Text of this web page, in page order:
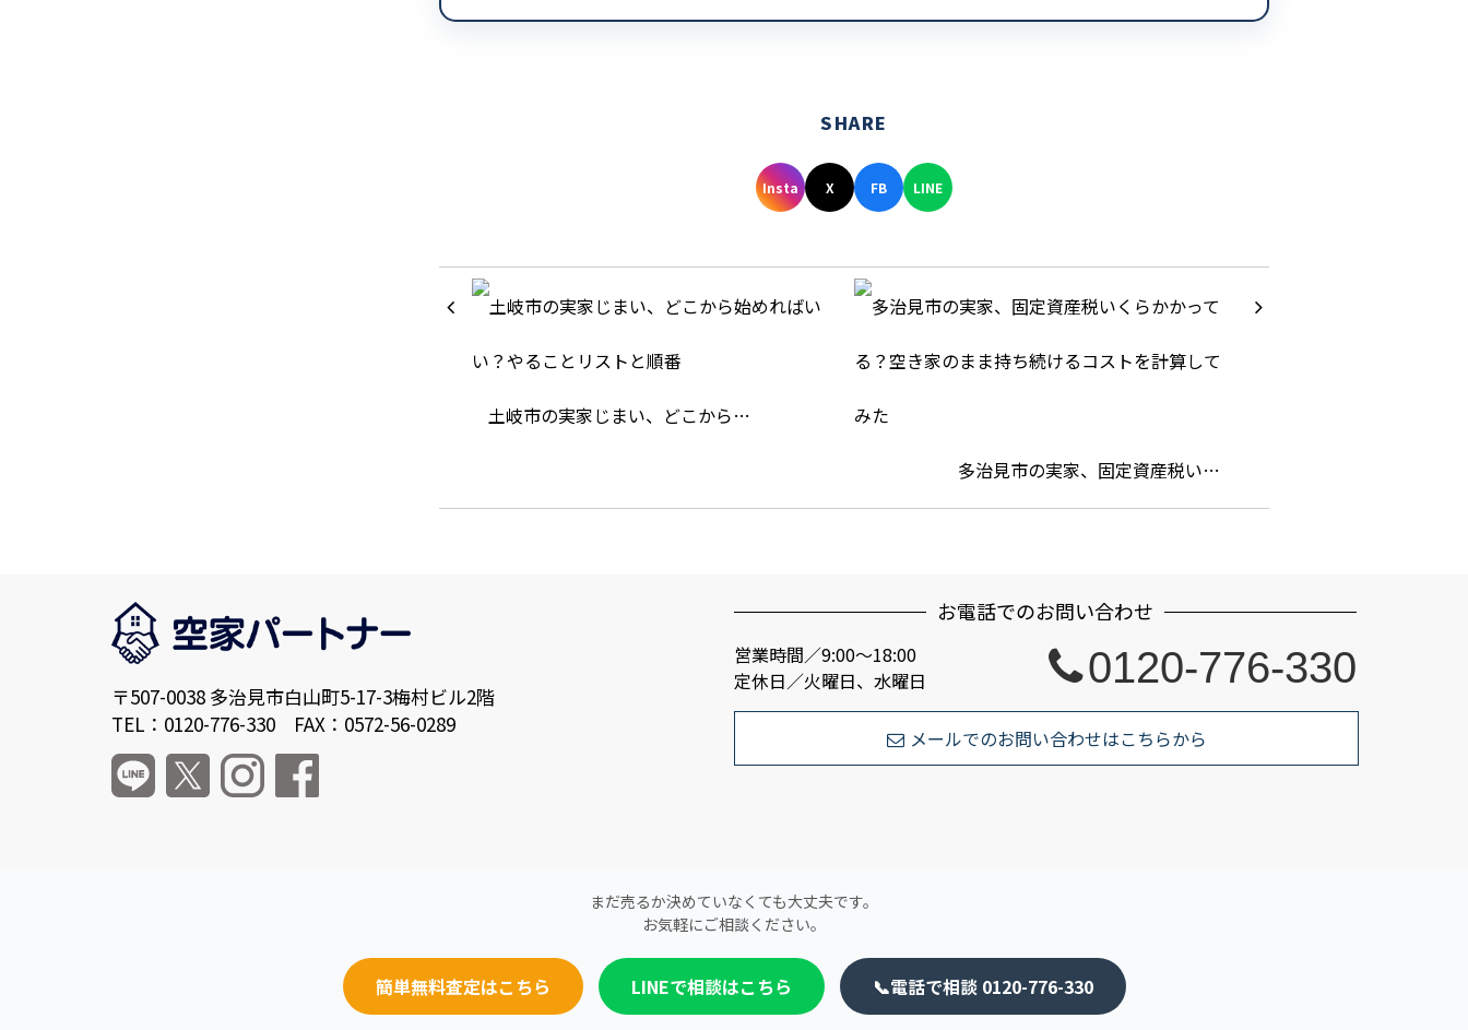
SHARE
Insta X FB LINE
土岐市の実家じまい、どこから…
多治見市の実家、固定資産税い…
〒507-0038 多治見市白山町5-17-3梅村ビル2階
TEL：0120-776-330 FAX：0572-56-0289
お電話でのお問い合わせ
営業時間／9:00〜18:00
定休日／火曜日、水曜日
0120-776-330
メールでのお問い合わせはこちらから
まだ売るか決めていなくても大丈夫です。
お気軽にご相談ください。
簡単無料査定はこちら LINEで相談はこちら 📞電話で相談 0120-776-330